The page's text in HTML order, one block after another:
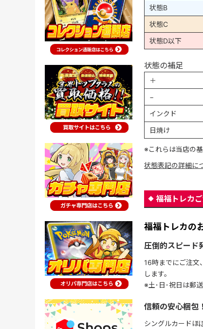
状態B
状態C
状態D以下
状態の補足
＋
−
インクド
日焼け
※これらは当店の
状態表記の詳細に
福福トレカ
福福トレカの
圧倒的スピード
16時までにご注文
します。
※土･日･祝日は郵
信頼の安心梱包！
シングルカードほ